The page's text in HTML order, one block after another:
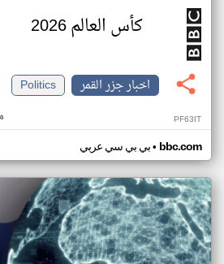
كأس العالم 2026
اخبار جزر القمر
Politics
PF63IT
بي بي سي عربي• bbc.com